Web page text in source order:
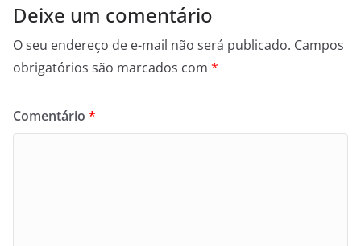
Deixe um comentário
O seu endereço de e-mail não será publicado. Campos
obrigatórios são marcados com *
Comentário *